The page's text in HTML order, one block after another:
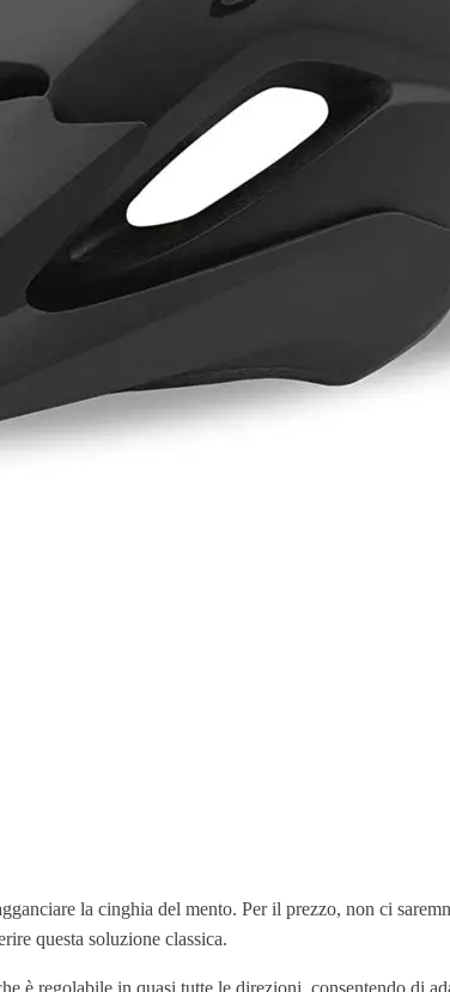
la cinghia del mento. Per il prezzo, non ci
questa soluzione classica.